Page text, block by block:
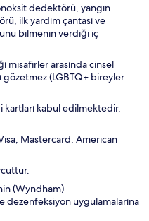
dedektörü, yangın
ilk yardım çantası ve
bilmenin verdiği iç
misafirler arasında cinsel
gözetmez (LGBTQ+ bireyler
kabul edilmektedir.
Mastercard, American
(Wyndham)
uygulamalarına